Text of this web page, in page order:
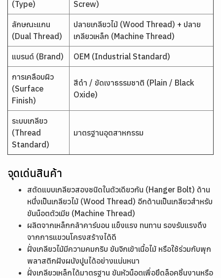
(Type)
Screw)
ลักษณะแกน
(Dual Thread)
ปลายเกลียวไม้ (Wood Thread) + ปลาย
เกลียวเหล็ก (Machine Thread)
แบรนด์ (Brand) OEM (Industrial Standard)
การเคลือบผิว
(Surface
Finish)
สีดำ / ขัดเงาธรรมชาติ (Plain / Black
Oxide)
ระบบเกลียว
(Thread
Standard)
มาตรฐานอุตสาหกรรม
จุดเด่นสินค้า
สตัดแบบเกลียวสองชนิดในตัวเดียวกัน (Hanger Bolt) ด้าน
หนึ่งเป็นเกลียวไม้ (Wood Thread) อีกด้านเป็นเกลียวสำหรับ
ขันน็อตตัวเมีย (Machine Thread)
ผลิตจากเหล็กกล้าคาร์บอน แข็งแรง ทนทาน รองรับแรงดึง
จากการแขวนโครงสร้างได้ดี
ฝั่งเกลียวไม้มีความคมกริบ ขันจิกเข้าเนื้อไม้ หรือใช้ร่วมกับพุก
พลาสติกฝังผนังปูนได้อย่างแน่นหนา
ฝั่งเกลียวเหล็กได้มาตรฐาน ขันหัวน็อตเพื่อยึดล็อคชิ้นงานหรือ